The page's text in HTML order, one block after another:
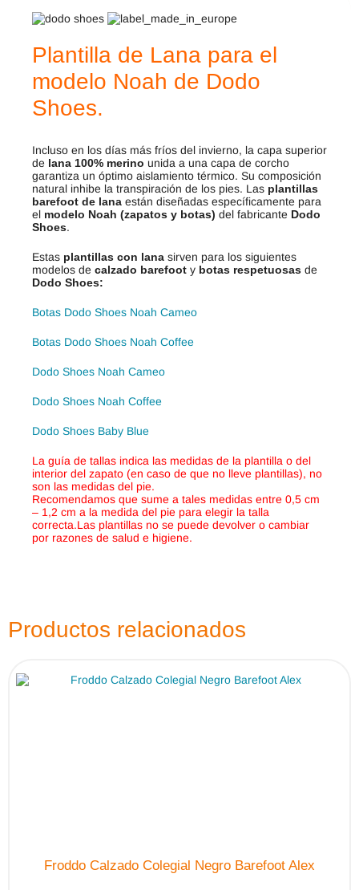
Plantilla de Lana para el
modelo Noah de Dodo
Shoes.
Incluso en los días más fríos del invierno, la capa superior
de lana 100% merino unida a una capa de corcho
garantiza un óptimo aislamiento térmico. Su composición
natural inhibe la transpiración de los pies. Las plantillas
barefoot de lana están diseñadas específicamente para
el modelo Noah (zapatos y botas) del fabricante Dodo
Shoes.
Estas plantillas con lana sirven para los siguientes
modelos de calzado barefoot y botas respetuosas de
Dodo Shoes:
Botas Dodo Shoes Noah Cameo
Botas Dodo Shoes Noah Coffee
Dodo Shoes Noah Cameo
Dodo Shoes Noah Coffee
Dodo Shoes Baby Blue
La guía de tallas indica las medidas de la plantilla o del
interior del zapato (en caso de que no lleve plantillas), no
son las medidas del pie.
Recomendamos que sume a tales medidas entre 0,5 cm
– 1,2 cm a la medida del pie para elegir la talla
correcta.Las plantillas no se puede devolver o cambiar
por razones de salud e higiene.
Productos relacionados
Froddo Calzado Colegial Negro Barefoot Alex